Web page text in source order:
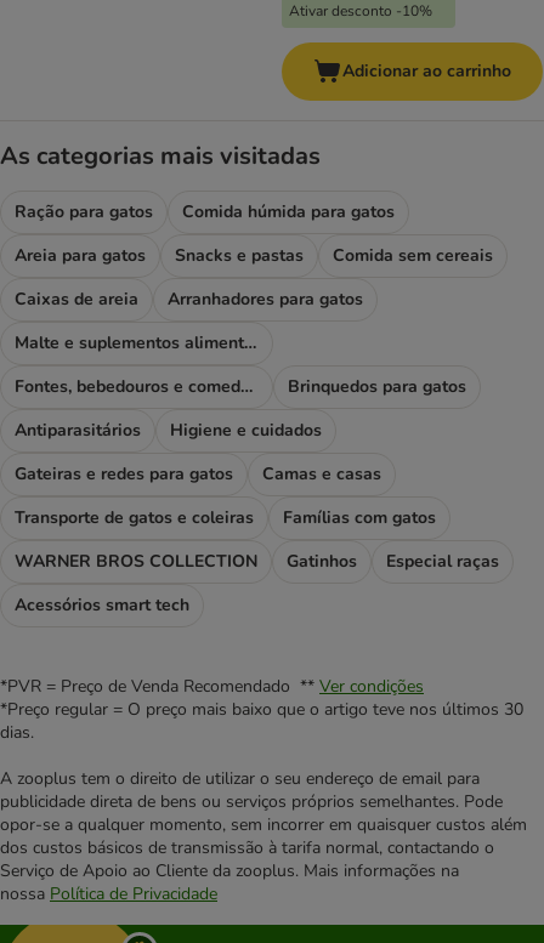
Ativar desconto -10%
Adicionar ao carrinho
As categorias mais visitadas
Ração para gatos
Comida húmida para gatos
Areia para gatos
Snacks e pastas
Comida sem cereais
Caixas de areia
Arranhadores para gatos
Malte e suplementos alimentares
Fontes, bebedouros e comedouros
Brinquedos para gatos
Antiparasitários
Higiene e cuidados
Gateiras e redes para gatos
Camas e casas
Transporte de gatos e coleiras
Famílias com gatos
WARNER BROS COLLECTION
Gatinhos
Especial raças
Acessórios smart tech
*PVR = Preço de Venda Recomendado ** Ver condições
*Preço regular = O preço mais baixo que o artigo teve nos últimos 30
dias.
A zooplus tem o direito de utilizar o seu endereço de email para
publicidade direta de bens ou serviços próprios semelhantes. Pode
opor-se a qualquer momento, sem incorrer em quaisquer custos além
dos custos básicos de transmissão à tarifa normal, contactando o
Serviço de Apoio ao Cliente da zooplus. Mais informações na
nossa Política de Privacidade